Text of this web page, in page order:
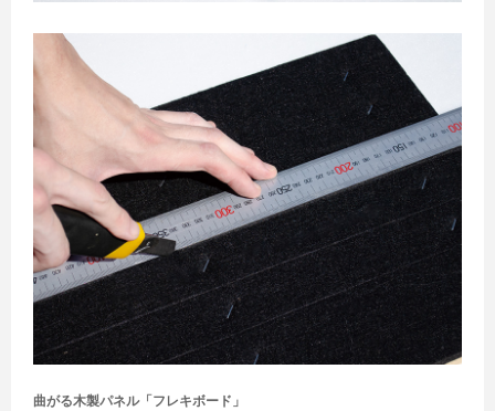
曲がる木製パネル「フレキボード」